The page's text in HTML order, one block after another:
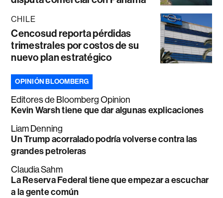
CHILE
Cencosud reporta pérdidas
trimestrales por costos de su
nuevo plan estratégico
OPINIÓN BLOOMBERG
Editores de Bloomberg Opinion
Kevin Warsh tiene que dar algunas explicaciones
Liam Denning
Un Trump acorralado podría volverse contra las
grandes petroleras
Claudia Sahm
La Reserva Federal tiene que empezar a escuchar
a la gente común